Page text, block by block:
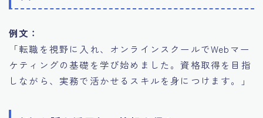
例文：
「転職を視野に入れ、オンラインスクールでWebマー
ケティングの基礎を学び始めました。資格取得を目指
しながら、実務で活かせるスキルを身につけます。」